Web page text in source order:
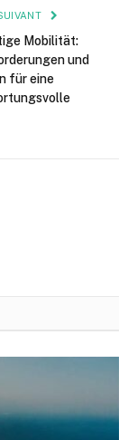
Mobilität:
und
für eine